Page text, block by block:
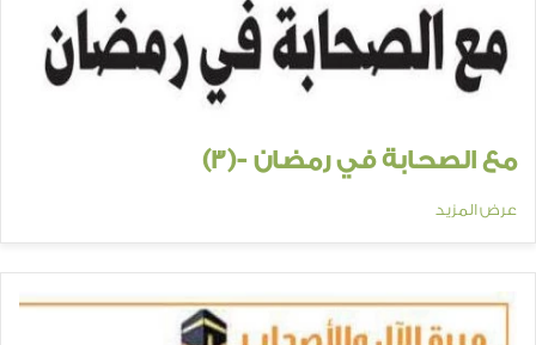
مع الصحابة في رمضان -(3)
عرض المزيد